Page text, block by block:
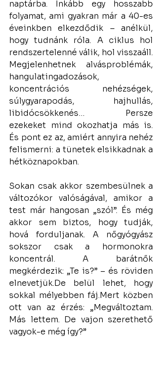
naptárba. Inkább egy hosszabb
folyamat, ami gyakran már a 40-es
éveinkben elkezdődik – anélkül,
hogy tudnánk róla. A ciklus hol
rendszertelenné válik, hol visszaáll.
Megjelenhetnek alvásproblémák,
hangulatingadozások,
koncentrációs nehézségek,
súlygyarapodás, hajhullás,
libidócsökkenés… Persze
ezekeket mind okozhatja más is.
És pont ez az, amiért annyira nehéz
felismerni: a tünetek elsikkadnak a
hétköznapokban.
Sokan csak akkor szembesülnek a
változókor valóságával, amikor a
test már hangosan „szól”. És még
akkor sem biztos, hogy tudják,
hová forduljanak. A nőgyógyász
sokszor csak a hormonokra
koncentrál. A barátnők
elnevetjük.De belül lehet, hogy
sokkal mélyebben fáj.Mert közben
ott van az érzés: „Megváltoztam.
Más lettem. De vajon szerethető
vagyok-e még így?”